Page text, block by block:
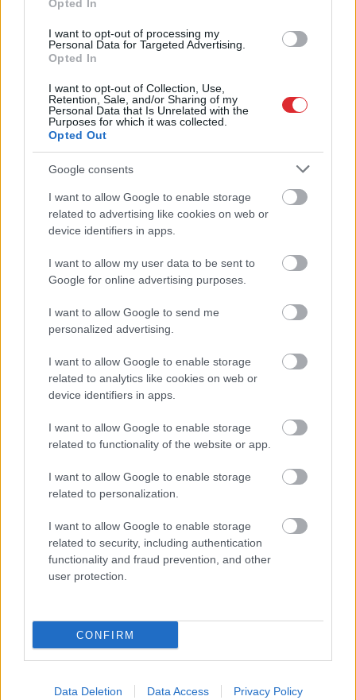
Opted In
I want to opt-out of processing my
Personal Data for Targeted Advertising.
Opted In
I want to opt-out of Collection, Use,
Retention, Sale, and/or Sharing of my
Personal Data that Is Unrelated with the
Purposes for which it was collected.
Opted Out
Google consents
I want to allow Google to enable storage
related to advertising like cookies on web or
device identifiers in apps.
I want to allow my user data to be sent to
Google for online advertising purposes.
I want to allow Google to send me
personalized advertising.
I want to allow Google to enable storage
related to analytics like cookies on web or
device identifiers in apps.
I want to allow Google to enable storage
related to functionality of the website or app.
I want to allow Google to enable storage
related to personalization.
I want to allow Google to enable storage
related to security, including authentication
functionality and fraud prevention, and other
user protection.
CONFIRM
Data Deletion Data Access Privacy Policy
nestrīdēties: viņi vienmēr atradīs veidu,
kā pamatīgi atriebties
var ākstīties savā
skatuves!” Elita
Mīlgrāve ļāvusies
skatuves deja ar
Eirovīzijas zvaigzni
17.00 jūs tracina?
Numerologi izceļ četrus
dzimšanas datumus,
kuru īpašniekiem
brīvība ir īpaši svarīga
“Es neesmu muļķe!” Elīna
Didrihsone atklāj, kā
iemācījusies sadzīvot ar
visu, kas par viņu tiek
runāts
Atcelt Ziņot